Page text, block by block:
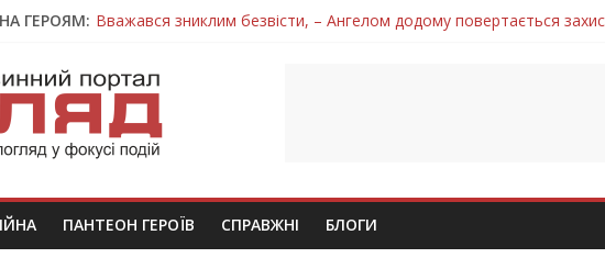
ГЕРОЯМ: Вважався зниклим безвісти, – Ангелом додому повертається
Тернопільщина втратила захисника Володимира Вельму
Тернопільщина втратила молодого захисника Андрія
Тернопільщина втратила захисника Володимира Дичку
ПАНТЕОН ГЕРОЇВ СПРАВЖНІ БЛОГИ